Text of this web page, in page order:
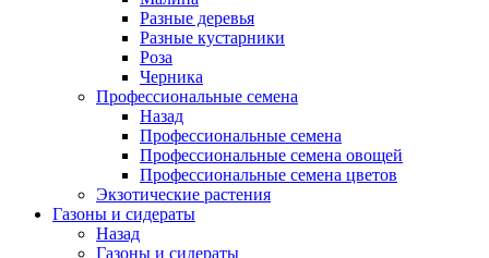
Разные деревья
Разные кустарники
Роза
Черника
Профессиональные семена
Назад
Профессиональные семена
Профессиональные семена овощей
Профессиональные семена цветов
Экзотические растения
Газоны и сидераты
Назад
Газоны и сидераты